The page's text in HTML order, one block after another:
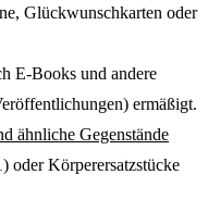
Glückwunschkarten oder
E-Books und andere
ermäßigt.
ähnliche Gegenstände
oder Körperersatzstücke